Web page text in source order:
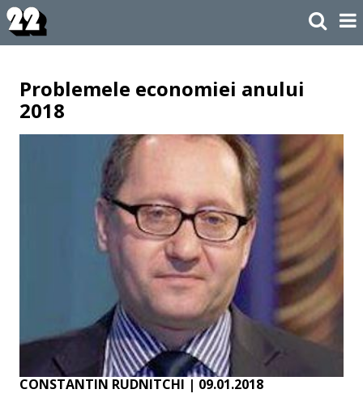
Problemele economiei anului
2018
CONSTANTIN RUDNITCHI | 09.01.2018